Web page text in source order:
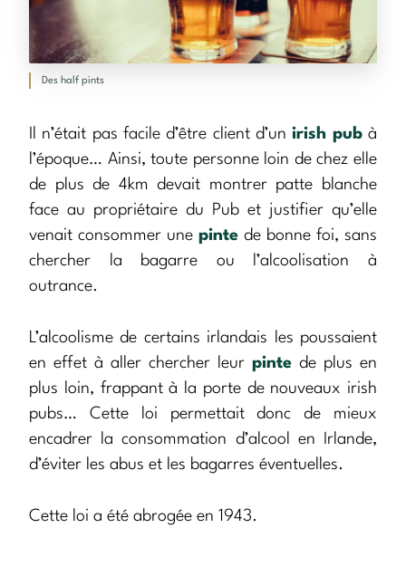
Des half pints
Il n’était pas facile d’être client d’un irish pubà
l’époque… Ainsi, toute personne loin de chez elle
de plus de 4km devait montrer patte blanche
face au propriétaire du Pub et justifier qu’elle
venait consommer une pinte de bonne foi, sans
chercher la bagarre ou l’alcoolisation à
outrance.
L’alcoolisme de certains irlandais les poussaient
en effet à aller chercher leur pinte de plus en
plus loin, frappant à la porte de nouveaux irish
pubs… Cette loi permettait donc de mieux
encadrer la consommation d’alcool en Irlande,
d’éviter les abus et les bagarres éventuelles.
Cette loi a été abrogée en 1943.